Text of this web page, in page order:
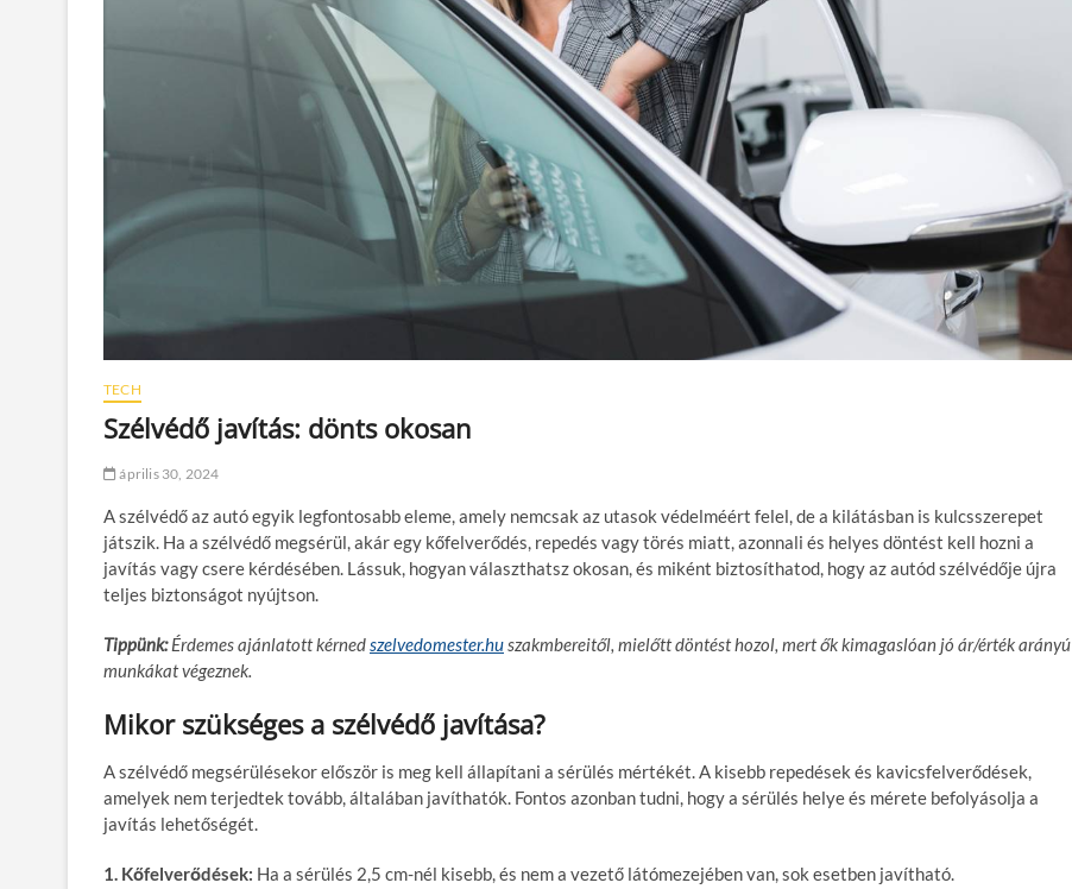
TECH
Szélvédő javítás: dönts okosan
április 30, 2024
A szélvédő az autó egyik legfontosabb eleme, amely nemcsak az utasok védelméért felel, de a kilátásban is kulcsszerepet
játszik. Ha a szélvédő megsérül, akár egy kőfelverődés, repedés vagy törés miatt, azonnali és helyes döntést kell hozni a
javítás vagy csere kérdésében. Lássuk, hogyan választhatsz okosan, és miként biztosíthatod, hogy az autód szélvédője újra
teljes biztonságot nyújtson.
Tippünk:Érdemes ajánlatott kérnedszelvedomester.huszakmbereitől, mielőtt döntést hozol, mert ők kimagaslóan jó ár/érték arányú
munkákat végeznek.
Mikor szükséges a szélvédő javítása?
A szélvédő megsérülésekor először is meg kell állapítani a sérülés mértékét. A kisebb repedések és kavicsfelverődések,
amelyek nem terjedtek tovább, általában javíthatók. Fontos azonban tudni, hogy a sérülés helye és mérete befolyásolja a
javítás lehetőségét.
1. Kőfelverődések: Ha a sérülés 2,5 cm-nél kisebb, és nem a vezető látómezejében van, sok esetben javítható.